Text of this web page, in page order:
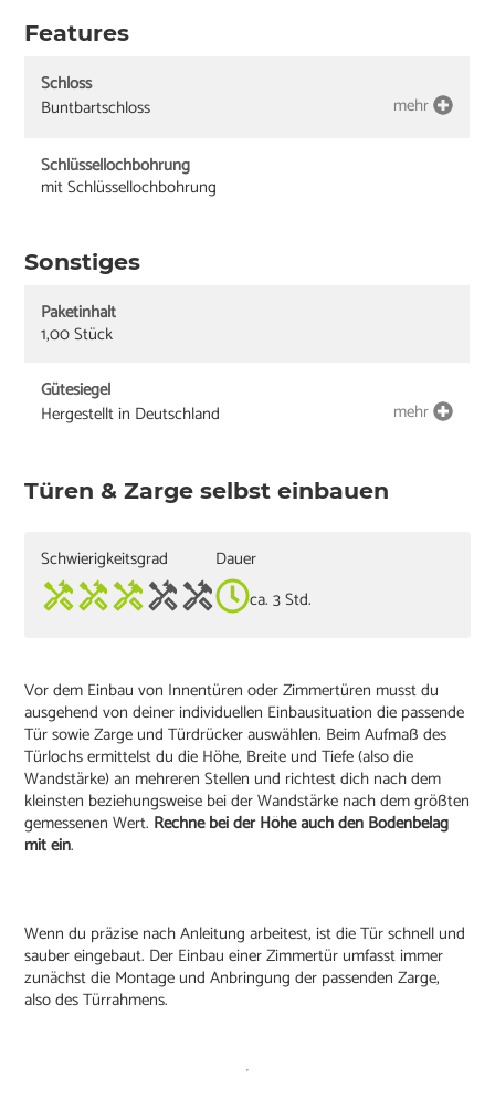
Features
Schloss
Buntbartschloss
mehr
Schlüssellochbohrung
mit Schlüssellochbohrung
Sonstiges
Paketinhalt
1,00 Stück
Gütesiegel
Hergestellt in Deutschland
mehr
Türen & Zarge selbst einbauen
Schwierigkeitsgrad
Dauer
ca. 3 Std.
Vor dem Einbau von Innentüren oder Zimmertüren musst du
ausgehend von deiner individuellen Einbausituation die passende
Tür sowie Zarge und Türdrücker auswählen. Beim Aufmaß des
Türlochs ermittelst du die Höhe, Breite und Tiefe (also die
Wandstärke) an mehreren Stellen und richtest dich nach dem
kleinsten beziehungsweise bei der Wandstärke nach dem größten
gemessenen Wert. Rechne bei der Höhe auch den Bodenbelag
mit ein.
Wenn du präzise nach Anleitung arbeitest, ist die Tür schnell und
sauber eingebaut. Der Einbau einer Zimmertür umfasst immer
zunächst die Montage und Anbringung der passenden Zarge,
also des Türrahmens.